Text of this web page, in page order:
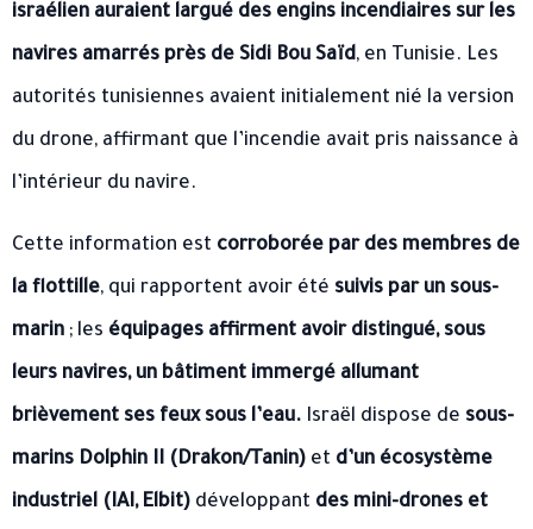
israélien auraient largué des engins incendiaires sur les
navires amarrés près de Sidi Bou Saïd, en Tunisie. Les
autorités tunisiennes avaient initialement nié la version
du drone, affirmant que l’incendie avait pris naissance à
l’intérieur du navire.
Cette information est corroborée par des membres de
la flottille, qui rapportent avoir été suivis par un sous-
marin ; les équipages affirment avoir distingué, sous
leurs navires, un bâtiment immergé allumant
brièvement ses feux sous l’eau. Israël dispose de sous-
marins Dolphin II (Drakon/Tanin) et d’un écosystème
industriel (IAI, Elbit) développant des mini-drones et